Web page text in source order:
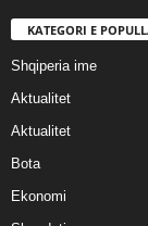
KATEGORI E
Shqiperia ime
Aktualitet
Aktualitet
Bota
Ekonomi